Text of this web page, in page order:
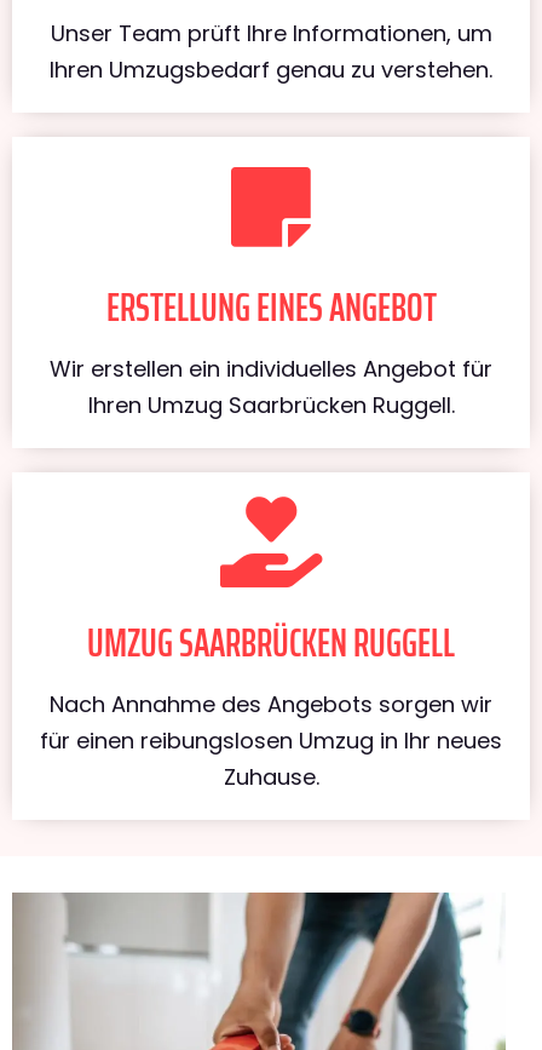
Unser Team prüft Ihre Informationen, um
Ihren Umzugsbedarf genau zu verstehen.
ERSTELLUNG EINES ANGEBOT
Wir erstellen ein individuelles Angebot für
Ihren Umzug Saarbrücken Ruggell.
UMZUG SAARBRÜCKEN RUGGELL
Nach Annahme des Angebots sorgen wir
für einen reibungslosen Umzug in Ihr neues
Zuhause.